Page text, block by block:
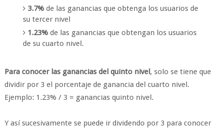
3.7% de las ganancias que obtenga los usuarios de
su tercer nivel
1.23% de las ganancias que obtengan los usuarios
de su cuarto nivel.
Para conocer las ganancias del quinto nivel, solo se tiene que
dividir por 3 el porcentaje de ganancia del cuarto nivel.
Ejemplo: 1.23% / 3 = ganancias quinto nivel.
Y así sucesivamente se puede ir dividendo por 3 para conocer